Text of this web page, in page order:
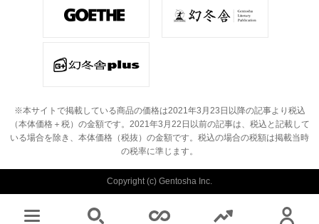
※本サイトで掲載している商品の価格は2021年3月23日以降の記事より税込
（本体価格＋税）の金額です。
2021年3月22日以前の記事は、税込と記載して
いる場合を除き、本体価格（税抜）の金額です。 税込の場合の税額は掲載当時
の税率に準じます。
Copyright (c) Gentosha Inc.